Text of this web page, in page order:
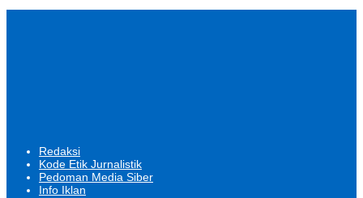
Redaksi
Kode Etik Jurnalistik
Pedoman Media Siber
Info Iklan